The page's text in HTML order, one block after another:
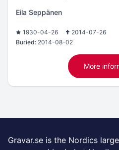
Eila Seppänen
1930-04-26
2014-07-26
Buried: 2014-08-02
More
Gravar.se is the Nordics